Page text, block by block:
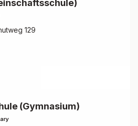
129
(Gymnasium)